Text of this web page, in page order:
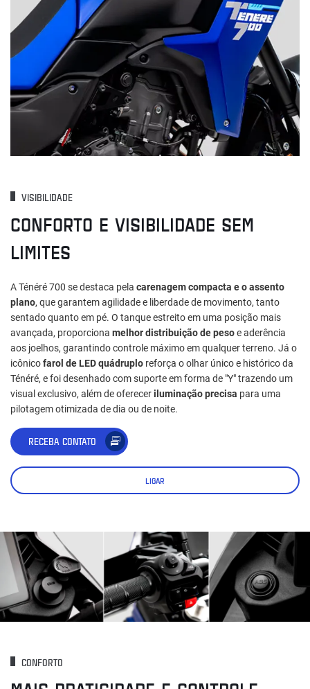
VISIBILIDADE
CONFORTO E VISIBILIDADE SEM
LIMITES
A Ténéré 700 se destaca pela carenagem compacta e o assento
plano, que garantem agilidade e liberdade de movimento, tanto
sentado quanto em pé. O tanque estreito em uma posição mais
avançada, proporciona melhor distribuição de pesoe aderência
aos joelhos, garantindo controle máximo em qualquer terreno. Já o
icônicofarol de LED quádruplo reforça o olhar único e histórico da
Ténéré, e foi desenhado com suporte em forma de "Y" trazendo um
visual exclusivo, além de ofereceriluminação precisa para uma
pilotagem otimizada de dia ou de noite.
RECEBA CONTATO
LIGAR
CONFORTO